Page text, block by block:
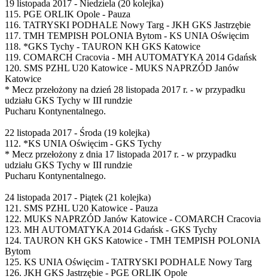
19 listopada 2017 - Niedziela (20 kolejka)
115. PGE ORLIK Opole - Pauza
116. TATRYSKI PODHALE Nowy Targ - JKH GKS Jastrzębie
117. TMH TEMPISH POLONIA Bytom - KS UNIA Oświęcim
118. *GKS Tychy - TAURON KH GKS Katowice
119. COMARCH Cracovia - MH AUTOMATYKA 2014 Gdańsk
120. SMS PZHL U20 Katowice - MUKS NAPRZÓD Janów
Katowice
* Mecz przełożony na dzień 28 listopada 2017 r. - w przypadku
udziału GKS Tychy w III rundzie
Pucharu Kontynentalnego.
22 listopada 2017 - Środa (19 kolejka)
112. *KS UNIA Oświęcim - GKS Tychy
* Mecz przełożony z dnia 17 listopada 2017 r. - w przypadku
udziału GKS Tychy w III rundzie
Pucharu Kontynentalnego.
24 listopada 2017 - Piątek (21 kolejka)
121. SMS PZHL U20 Katowice - Pauza
122. MUKS NAPRZÓD Janów Katowice - COMARCH Cracovia
123. MH AUTOMATYKA 2014 Gdańsk - GKS Tychy
124. TAURON KH GKS Katowice - TMH TEMPISH POLONIA
Bytom
125. KS UNIA Oświęcim - TATRYSKI PODHALE Nowy Targ
126. JKH GKS Jastrzębie - PGE ORLIK Opole